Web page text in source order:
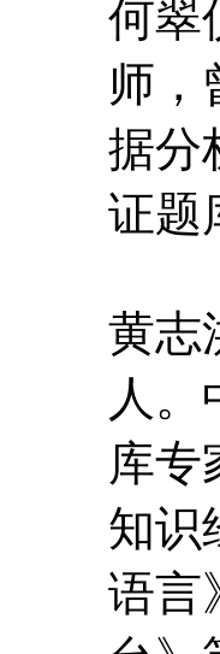
黄志
人。
库专
语言
台》
成整
课程环